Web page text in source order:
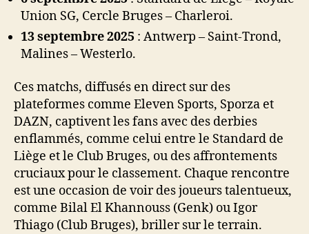
Union SG, Cercle Bruges – Charleroi.
13 septembre 2025 : Antwerp – Saint-Trond,
Malines – Westerlo.
Ces matchs, diffusés en direct sur des
plateformes comme Eleven Sports, Sporza et
DAZN, captivent les fans avec des derbies
enflammés, comme celui entre le Standard de
Liège et le Club Bruges, ou des affrontements
cruciaux pour le classement. Chaque rencontre
est une occasion de voir des joueurs talentueux,
comme Bilal El Khannouss (Genk) ou Igor
Thiago (Club Bruges), briller sur le terrain.